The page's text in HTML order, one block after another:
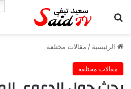
بحث عن
الرئيسية / مقالات مختلفة
مقالات مختلفة